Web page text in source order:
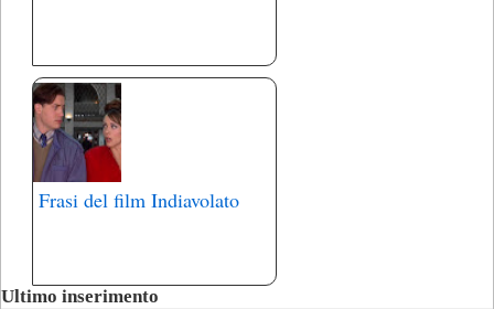
Frasi del film Indiavolato
Ultimo inserimento